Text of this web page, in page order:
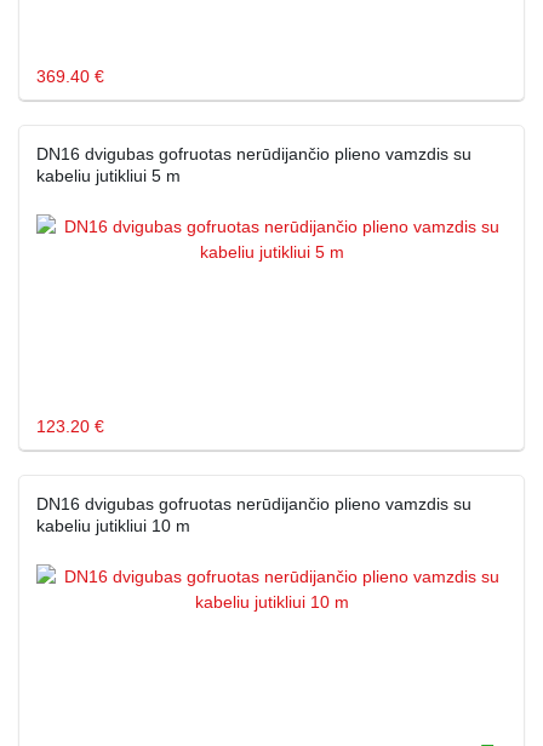
369.40 €
DN16 dvigubas gofruotas nerūdijančio plieno vamzdis su
kabeliu jutikliui 5 m
123.20 €
DN16 dvigubas gofruotas nerūdijančio plieno vamzdis su
kabeliu jutikliui 10 m